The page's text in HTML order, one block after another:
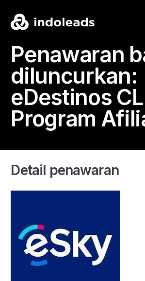
Penawaran
diluncurkan:
eDestinos CL
Program
Detail penawaran